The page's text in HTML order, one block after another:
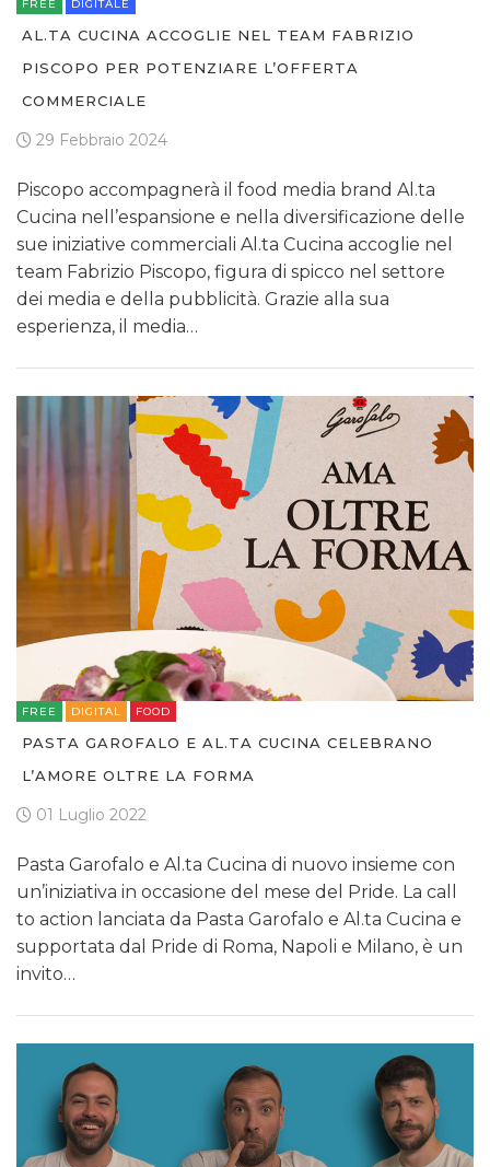
FREE DIGITALE
AL.TA CUCINA ACCOGLIE NEL TEAM FABRIZIO
PISCOPO PER POTENZIARE L’OFFERTA
COMMERCIALE
29 Febbraio 2024
Piscopo accompagnerà il food media brand Al.ta
Cucina nell’espansione e nella diversificazione delle
sue iniziative commerciali Al.ta Cucina accoglie nel
team Fabrizio Piscopo, figura di spicco nel settore
dei media e della pubblicità. Grazie alla sua
esperienza, il media…
FREE DIGITAL FOOD
PASTA GAROFALO E AL.TA CUCINA CELEBRANO
L’AMORE OLTRE LA FORMA
01 Luglio 2022
Pasta Garofalo e Al.ta Cucina di nuovo insieme con
un’iniziativa in occasione del mese del Pride. La call
to action lanciata da Pasta Garofalo e Al.ta Cucina e
supportata dal Pride di Roma, Napoli e Milano, è un
invito…